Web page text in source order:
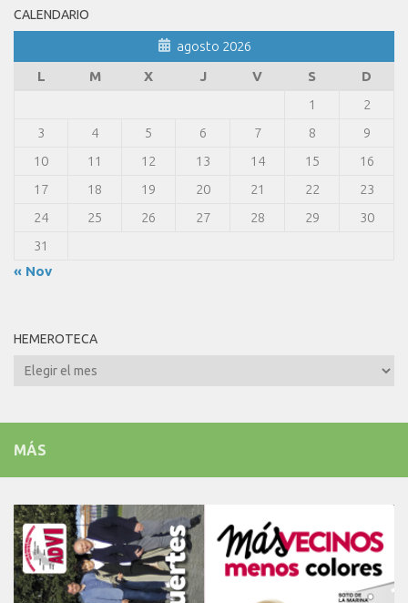
CALENDARIO
agosto 2026
L
M X J V S
D
1
2
3
4 5 6 7 8
9
10
11 12 13 14 15
16
17
18 19 20 21 22
23
24
25 26 27 28 29
30
31
« Nov
HEMEROTECA
Hemeroteca
MÁS